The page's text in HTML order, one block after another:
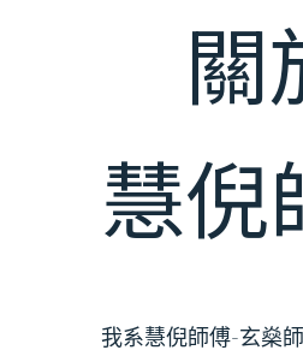
關
慧倪
我系慧倪師傅-玄燊